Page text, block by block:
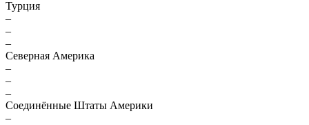
Турция
–
–
–
Северная Америка
–
–
–
Соединённые Штаты Америки
–